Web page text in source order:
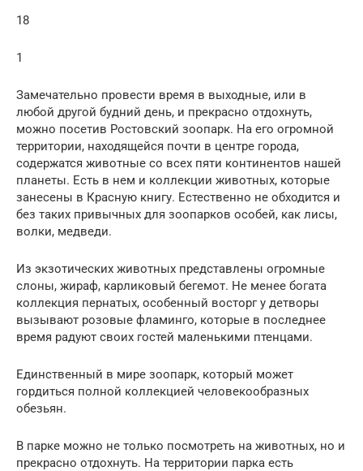
18
1
Замечательно провести время в выходные, или в
любой другой будний день, и прекрасно отдохнуть,
можно посетив Ростовский зоопарк. На его огромной
территории, находящейся почти в центре города,
содержатся животные со всех пяти континентов нашей
планеты. Есть в нем и коллекции животных, которые
занесены в Красную книгу. Естественно не обходится и
без таких привычных для зоопарков особей, как лисы,
волки, медведи.
Из экзотических животных представлены огромные
слоны, жираф, карликовый бегемот. Не менее богата
коллекция пернатых, особенный восторг у детворы
вызывают розовые фламинго, которые в последнее
время радуют своих гостей маленькими птенцами.
Единственный в мире зоопарк, который может
гордиться полной коллекцией человекообразных
обезьян.
В парке можно не только посмотреть на животных, но и
прекрасно отдохнуть. На территории парка есть